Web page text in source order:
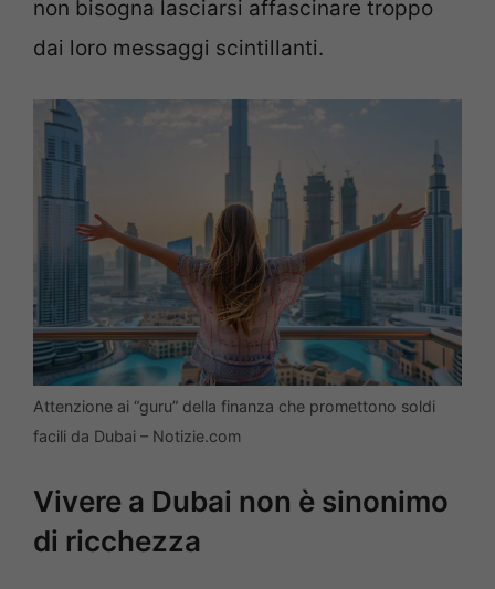
non bisogna lasciarsi affascinare troppo
dai loro messaggi scintillanti.
Attenzione ai “guru” della finanza che promettono soldi
facili da Dubai – Notizie.com
Vivere a Dubai non è sinonimo
di ricchezza